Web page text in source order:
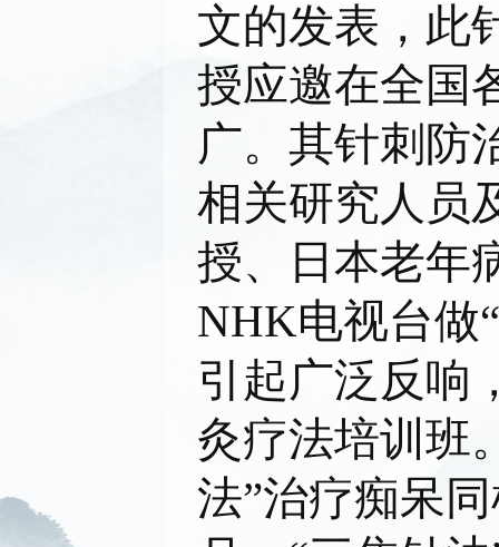
文的发表，此
授应邀在全国
广。其针刺防
相关研究人员
授、日本老年
NHK电视台做
引起广泛反响
灸疗法培训班
法”治疗痴呆